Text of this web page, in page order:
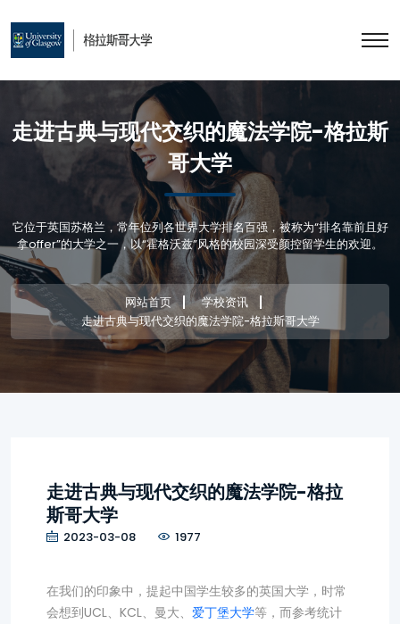
走进古典与现代交织的魔法学院-格拉斯
哥大学
它位于英国苏格兰，常年位列各世界大学排名百强，被称为“排名靠前且好
拿offer”的大学之一，以“霍格沃兹”风格的校园深受颜控留学生的欢迎。
网站首页
学校资讯
走进古典与现代交织的魔法学院-格拉斯哥大学
走进古典与现代交织的魔法学院-格拉
斯哥大学
2023-03-08 1977
在我们的印象中，提起中国学生较多的英国大学，时常
会想到UCL、KCL、曼大、 爱丁堡大学等，而参考统计